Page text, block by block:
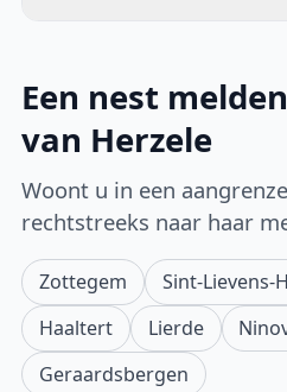
Een nest
van Herzele
Woont u in een
rechtstreeks naar haar
Zottegem Sint-Lievens-
Haaltert
Lierde
Geraardsbergen